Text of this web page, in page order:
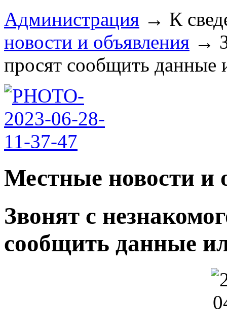
Администрация → К
новости и объявления →
просят сообщить данные
Местные новости и
Звонят с
сообщить данные